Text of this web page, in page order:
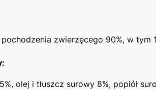
zwierzęcego 90%, w
olej i tłuszcz surowy 8%, popiół